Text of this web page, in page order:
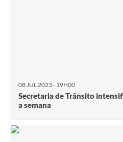
08 JUL 2023 - 19H00
Secretaria de Trânsito
a semana